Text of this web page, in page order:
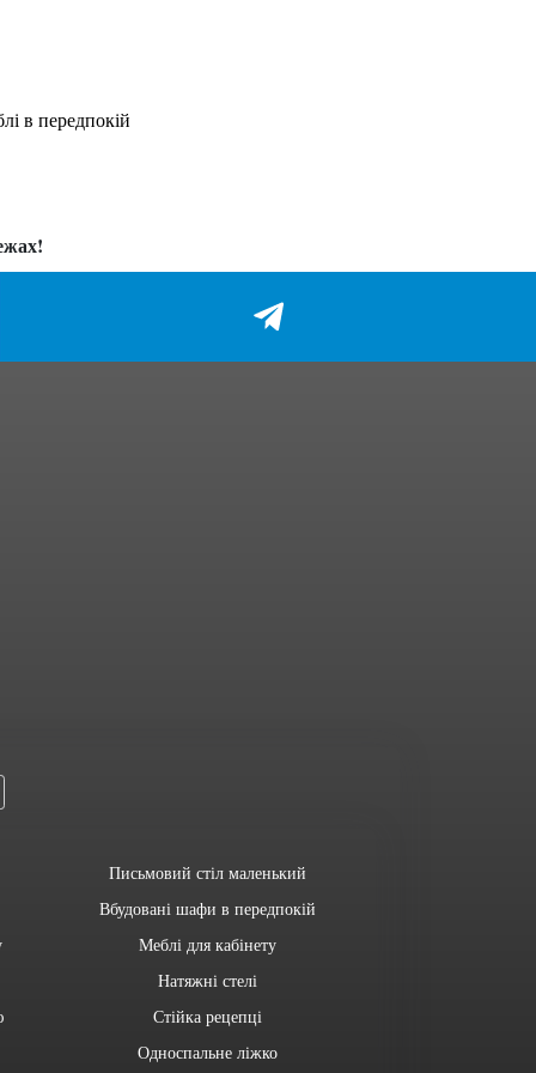
в передпокій
Письмовий стіл маленький
Вбудовані шафи в передпокій
Меблі для кабінету
Натяжні стелі
Стійка рецепці
Односпальне ліжко